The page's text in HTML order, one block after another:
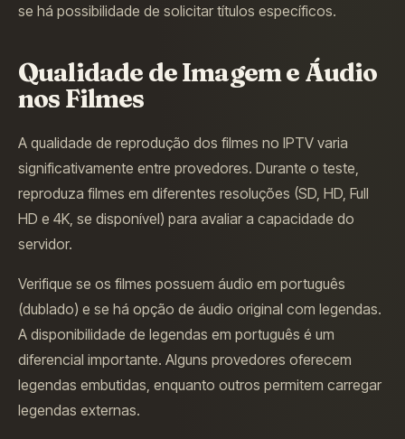
se há possibilidade de solicitar títulos específicos.
Qualidade de Imagem e Áudio
nos Filmes
A qualidade de reprodução dos filmes no IPTV varia
significativamente entre provedores. Durante o teste,
reproduza filmes em diferentes resoluções (SD, HD, Full
HD e 4K, se disponível) para avaliar a capacidade do
servidor.
Verifique se os filmes possuem áudio em português
(dublado) e se há opção de áudio original com legendas.
A disponibilidade de legendas em português é um
diferencial importante. Alguns provedores oferecem
legendas embutidas, enquanto outros permitem carregar
legendas externas.